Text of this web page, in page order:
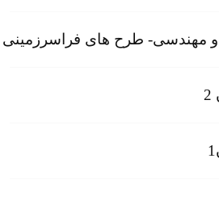
طرح های فراسرزمینی